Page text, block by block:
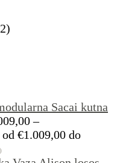
Sacai kutna
–
€1.009,00 do